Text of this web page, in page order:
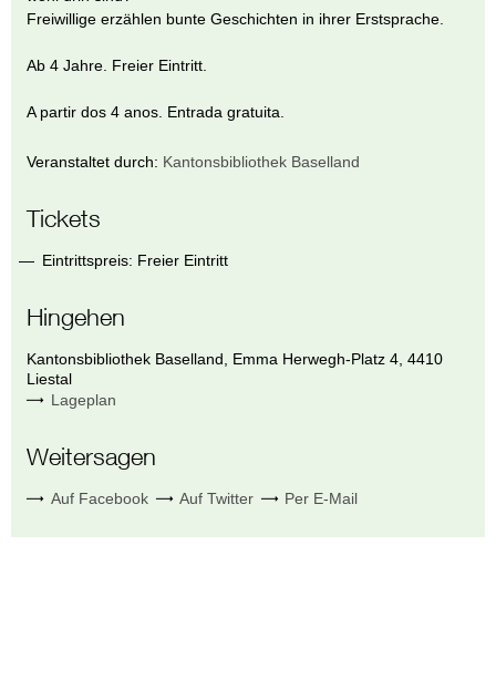
Freiwillige erzählen bunte Geschichten in ihrer Erstsprache.
Ab 4 Jahre. Freier Eintritt.
A partir dos 4 anos. Entrada gratuita.
Veranstaltet durch: Kantonsbibliothek Baselland
Tickets
Eintrittspreis: Freier Eintritt
Hingehen
Kantonsbibliothek Baselland Emma Herwegh-Platz 4 ,4410
Liestal
Lageplan
Weitersagen
Auf Facebook Auf Twitter Per E-Mail